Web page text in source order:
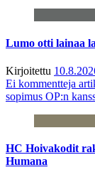
Lumo otti lainaa
Kirjoitettu
Ei kommentteja
sopimus OP:n
HC Hoivakodit
Humana